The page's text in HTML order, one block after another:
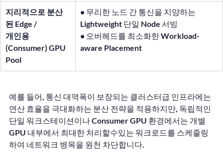
지리적으로 분산
된 Edge /
개인용
(Consumer) GPU
Pool
• 무리한 노드 간 통신을 지양하는
Lightweight 단일 Node 서빙
• 오버헤드를 최소화한 Workload-
aware Placement
예를 들어, 통신 대역폭이 보장되는 클러스터급 인프라에는
연산 효율을 극대화하는 분산 전략을 적용하지만, 독립적인
단일 워크스테이션이나 Consumer GPU 환경에서는 개별
GPU 내부에서 최대한 처리할수있는 워크로드를 스케줄링
하여 네트워크 병목을 원천 차단합니다.